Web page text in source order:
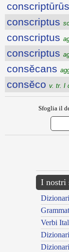
conscriptūrūs
conscriptus
conscriptus
conscriptus
consĕcans
consĕco v. tr. I
Sfoglia il
I nostri
Verbi